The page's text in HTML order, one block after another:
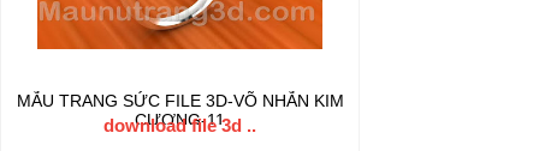
MẪU TRANG SỨC FILE 3D-VÕ NHẪN KIM
CƯƠNG-11
download file 3d ..